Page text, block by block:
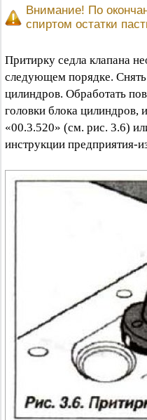
Внимание! По
спиртом остатки
Притирку седла клапана
следующем порядке. Снять
цилиндров. Обработать
головки блока цилиндров,
«00.3.520» (см. рис. 3.6)
инструкции предприятия-